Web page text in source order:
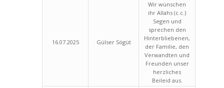
16.07.2025 Gülser Sögüt
Wir wünschen
ihr Allahs (c.c.)
Segen und
sprechen den
Hinterbliebenen,
der Familie, den
Verwandten und
Freunden unser
herzliches
Beileid aus.